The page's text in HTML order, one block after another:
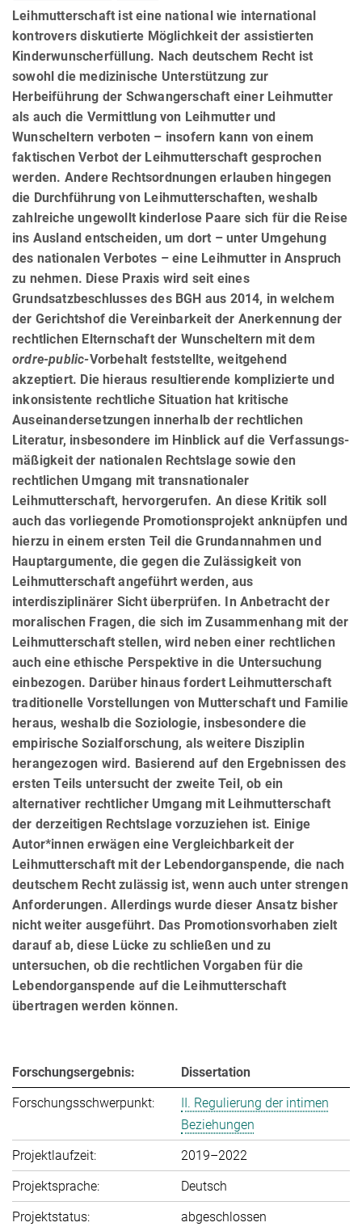
Leihmutterschaft ist eine national wie international
kontrovers diskutierte Mög­lich­keit der assistierten
Kinder­wunsch­erfüllung. Nach deutschem Recht ist
sowohl die medizinische Unterstützung zur
Herbeiführung der Schwan­gerschaft einer Leihmutter
als auch die Vermittlung von Leihmutter und
Wunscheltern verboten – insofern kann von einem
faktischen Verbot der Leihmutterschaft gesprochen
werden. Andere Rechtsordnungen erlauben hingegen
die Durchführung von Leihmutterschaften, weshalb
zahlreiche ungewollt kinderlose Paare sich für die Reise
ins Ausland entscheiden, um dort – unter Umgehung
des nationalen Verbotes – eine Leihmutter in Anspruch
zu nehmen. Diese Praxis wird seit eines
Grundsatzbeschlusses des BGH aus 2014, in welchem
der Gerichtshof die Vereinbarkeit der Anerkennung der
rechtlichen Elternschaft der Wunscheltern mit dem
ordre-public-Vorbehalt feststellte, weitgehend
akzeptiert. Die hieraus resultierende komplizierte und
inkonsistente rechtliche Situation hat kritische
Auseinander­setzun­gen innerhalb der rechtlichen
Literatur, insbesondere im Hinblick auf die Verfas­sungs­
mäßig­keit der nationa­len Rechtslage sowie den
rechtlichen Umgang mit transnationaler
Leihmutterschaft, hervor­ge­ru­fen. An diese Kritik soll
auch das vorliegende Promotionsprojekt anknüpfen und
hierzu in einem ersten Teil die Grundannahmen und
Hauptargumente, die gegen die Zulässigkeit von
Leihmutterschaft angeführt werden, aus
interdisziplinärer Sicht überprüfen. In Anbetracht der
moralischen Fragen, die sich im Zusammenhang mit der
Leihmutterschaft stellen, wird neben einer rechtlichen
auch eine ethische Perspektive in die Untersuchung
einbe­zo­gen. Darüber hinaus for­dert Leihmutterschaft
traditionelle Vorstellungen von Mutterschaft und Familie
heraus, weshalb die Soziologie, insbesondere die
empirische Sozialforschung, als weitere Disziplin
herangezogen wird. Basierend auf den Ergebnis­sen des
ersten Teils untersucht der zweite Teil, ob ein
alternativer rechtlicher Umgang mit Leihmutterschaft
der der­zei­tigen Rechtslage vorzuziehen ist. Einige
Autor*innen erwägen eine Vergleich­bar­keit der
Leihmutterschaft mit der Lebendorganspende, die nach
deutschem Recht zulässig ist, wenn auch unter strengen
Anforderungen. Allerdings wurde dieser Ansatz bisher
nicht weiter ausgeführt. Das Promotionsvorhaben zielt
darauf ab, diese Lücke zu schließen und zu
untersuchen, ob die rechtlichen Vorgaben für die
Lebend­organ­spende auf die Leihmutterschaft
übertragen werden können.
Forschungsergebnis:
Dissertation
Forschungsschwerpunkt:
II. Regulierung der intimen
Beziehungen
Projektlaufzeit:
2019–2022
Projektsprache:
Deutsch
Projektstatus:
abgeschlossen